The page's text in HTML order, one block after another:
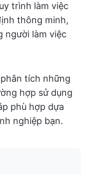
trình làm việc
thông minh,
người làm việc
tích những
hợp sử dụng
phù hợp dựa
nghiệp bạn.